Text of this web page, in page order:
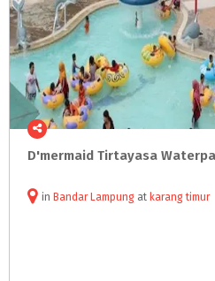
D'mermaid Tirtayasa
in Bandar Lampung at karang timur